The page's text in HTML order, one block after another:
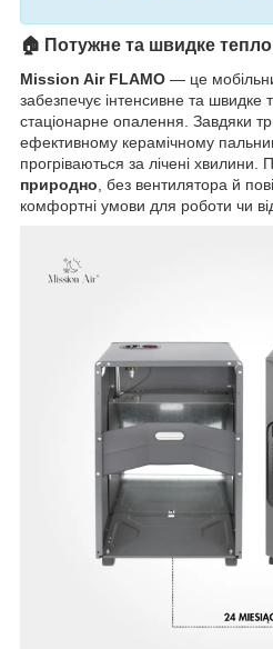
🏠 Потужне та швидке тепло
Mission Air FLAMO — це
забезпечує інтенсивне та швидке
стаціонарне опалення. Завдяки
ефективному керамічному
прогріваються за лічені хвилини.
природно , без вентилятора й
комфортні умови для роботи чи